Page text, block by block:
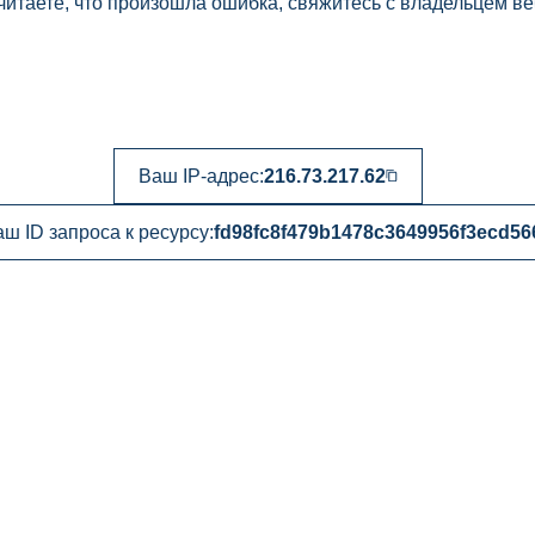
Ваш IP-адрес:216.73.217.62
ID запроса к ресурсу: